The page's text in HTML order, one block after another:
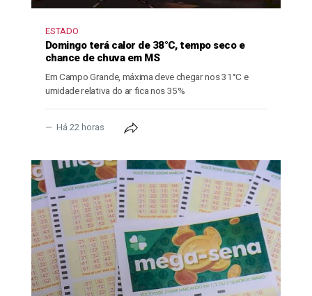
ESTADO
Domingo terá calor de 38°C, tempo seco e
chance de chuva em MS
Em Campo Grande, máxima deve chegar nos 31°C e
umidade relativa do ar fica nos 35%
Há 22 horas